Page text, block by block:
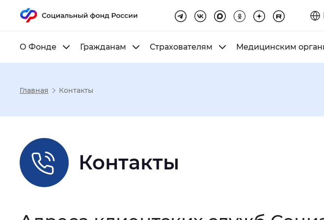
О Фонде Гражданам Страхователям Медицинским
Настройка режима
Размер шрифта
Шрифт
Главная Контакты
Контакты